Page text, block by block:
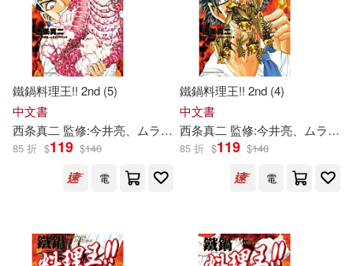
GLAY’z(10) MAXING(10)
今井ようこ(9) 今井洋子(9)
れいむ(8) 今井まい(8)
今井一彰(8) TMA(7)
今井大輔(6) 今井睦美(6)
尖端(51)
台灣角川(34) 大新書局(24)
ZERO ONE STYLE.inc(21)
TMEplus(20) MTEX(17)
展開
配送方式 (可複選)
可超商取貨(331)
鐵鍋料理王!! 2nd (5)
中文書
西条真二 監修:今井亮、ムラヨシマサユキ 黃琳雅
85 折 $119 $140
電
鐵鍋料理王!! 2nd (4)
中文書
西条真二 監修:今井亮、ムラヨシマサユキ
85 折 $119 $140
電